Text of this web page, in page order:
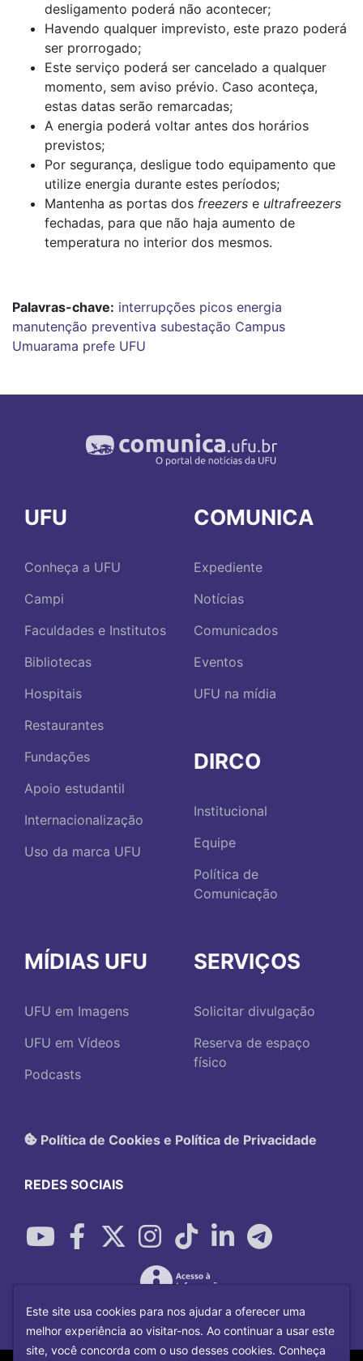
desligamento poderá não acontecer;
Havendo qualquer imprevisto, este prazo poderá
ser prorrogado;
Este serviço poderá ser cancelado a qualquer
momento, sem aviso prévio. Caso aconteça,
estas datas serão remarcadas;
A energia poderá voltar antes dos horários
previstos;
Por segurança, desligue todo equipamento que
utilize energia durante estes períodos;
Mantenha as portas dos freezers e ultrafreezers
fechadas, para que não haja aumento de
temperatura no interior dos mesmos.
Palavras-chave: interrupções picos energia
manutenção preventiva subestação Campus
Umuarama prefe UFU
UFU
Conheça a UFU
Campi
Faculdades e Institutos
Bibliotecas
Hospitais
Restaurantes
Fundações
Apoio estudantil
Internacionalização
Uso da marca UFU
COMUNICA
Expediente
Notícias
Comunicados
Eventos
UFU na mídia
DIRCO
Institucional
Equipe
Política de
Comunicação
MÍDIAS UFU
UFU em Imagens
UFU em Vídeos
Podcasts
SERVIÇOS
Solicitar divulgação
Reserva de espaço
físico
Política de Cookies e Política de Privacidade
REDES SOCIAIS
Este site usa cookies para nos ajudar a oferecer uma
melhor experiência ao visitar-nos. Ao continuar a usar este
site, você concorda com o uso desses cookies. Conheça